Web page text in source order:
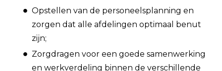
Opstellen van de personeelsplanning en
zorgen dat alle afdelingen optimaal benut
zijn;
Zorgdragen voor een goede samenwerking
en werkverdeling binnen de verschillende